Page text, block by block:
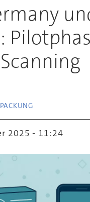
2025 - 11:24